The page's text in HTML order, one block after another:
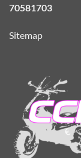
70581703
Sitemap